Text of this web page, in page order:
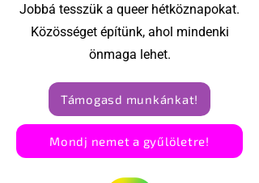
Jobbá tesszük a queer hétköznapokat.
Közösséget építünk, ahol mindenki
önmaga lehet.
Támogasd munkánkat!
Mondj nemet a gyűlöletre!